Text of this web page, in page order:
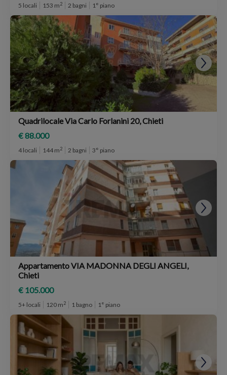
5 locali 153 m2 2 bagni 1° piano
Quadrilocale Via Carlo Forlanini 20, Chieti
€ 88.000
4 locali 144 m2 2 bagni 3° piano
Appartamento VIA MADONNA DEGLI ANGELI,
Chieti
€ 105.000
5+ locali 120 m2 1 bagno 1° piano